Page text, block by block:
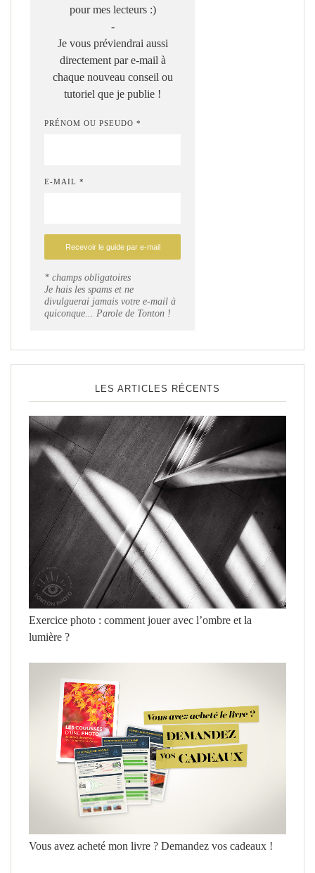
pour mes lecteurs :)
-
Je vous préviendrai aussi
directement par e-mail à
chaque nouveau conseil ou
tutoriel que je publie !
PRÉNOM OU PSEUDO *
E-MAIL *
* champs obligatoires
Je hais les spams et ne
divulguerai jamais votre e-mail à
quiconque... Parole de Tonton !
LES ARTICLES RÉCENTS
Exercice photo : comment jouer avec l’ombre et la
lumière ?
Vous avez acheté mon livre ? Demandez vos cadeaux !